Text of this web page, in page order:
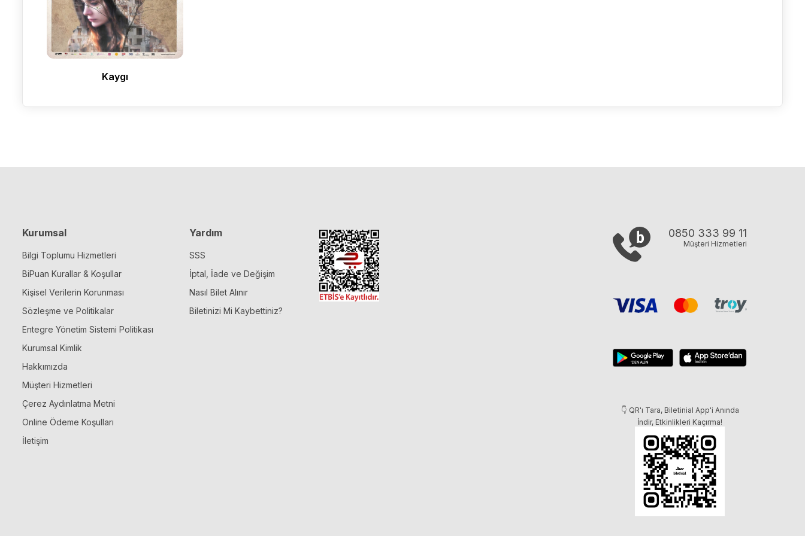
Kaygı
Kurumsal
Bilgi Toplumu Hizmetleri
BiPuan Kurallar & Koşullar
Kişisel Verilerin Korunması
Sözleşme ve Politikalar
Entegre Yönetim Sistemi Politikası
Kurumsal Kimlik
Hakkımızda
Müşteri Hizmetleri
Çerez Aydınlatma Metni
Online Ödeme Koşulları
İletişim
Yardım
SSS
İptal, İade ve Değişim
Nasıl Bilet Alınır
Biletinizi Mi Kaybettiniz?
0850 333 99 11
Müşteri Hizmetleri
👇 QR'ı Tara, Biletinial App'i Anında
İndir, Etkinlikleri Kaçırma!